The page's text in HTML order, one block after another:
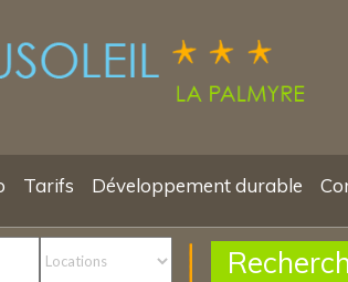
Tarifs Développement durable